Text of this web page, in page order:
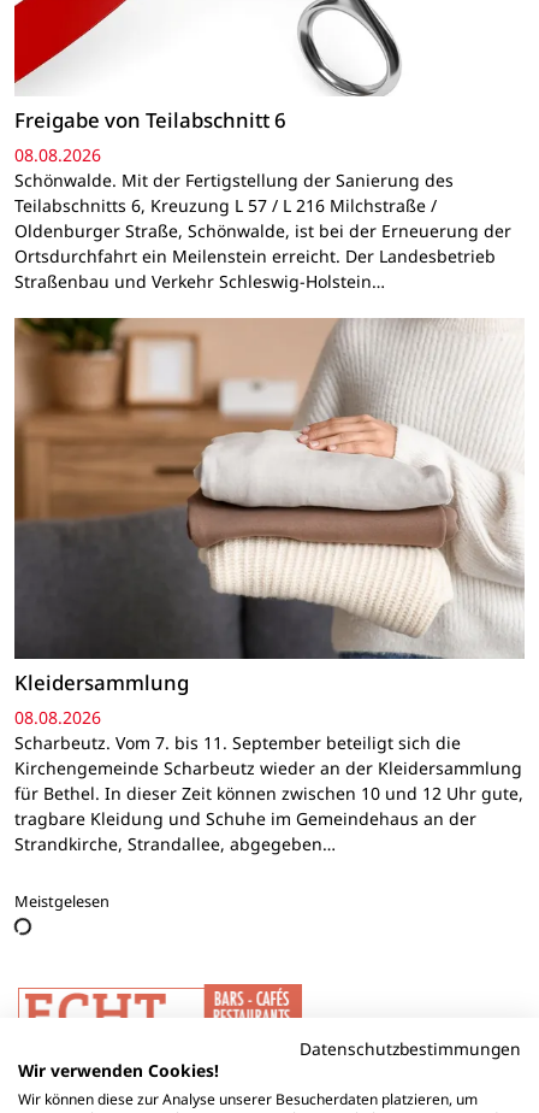
Freigabe von Teilabschnitt 6
08.08.2026
Schönwalde. Mit der Fertigstellung der Sanierung des
Teilabschnitts 6, Kreuzung L 57 / L 216 Milchstraße /
Oldenburger Straße, Schönwalde, ist bei der Erneuerung der
Ortsdurchfahrt ein Meilenstein erreicht. Der Landesbetrieb
Straßenbau und Verkehr Schleswig-Holstein…
Kleidersammlung
08.08.2026
Scharbeutz. Vom 7. bis 11. September beteiligt sich die
Kirchengemeinde Scharbeutz wieder an der Kleidersammlung
für Bethel. In dieser Zeit können zwischen 10 und 12 Uhr gute,
tragbare Kleidung und Schuhe im Gemeindehaus an der
Strandkirche, Strandallee, abgegeben…
Meistgelesen
Datenschutzbestimmungen
Wir verwenden Cookies!
Wir können diese zur Analyse unserer Besucherdaten platzieren, um